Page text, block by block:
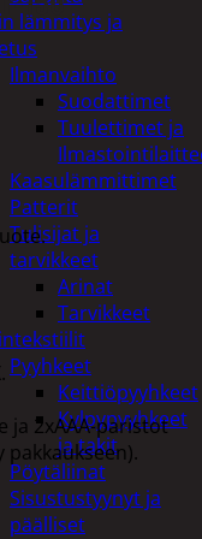
lämmitys ja
Ilmanvaihto
Suodattimet
Tuulettimet ja
Kaasulämmittimet
Patterit
Tulisijat ja
tarvikkeet
Arinat
Tarvikkeet
Pyyhkeet
Keittiöpyyhkeet
Kylpypyyhkeet
ja takit
Pöytäliinat
Sisustustyynyt ja
päälliset
ja 2xAAA-paristot